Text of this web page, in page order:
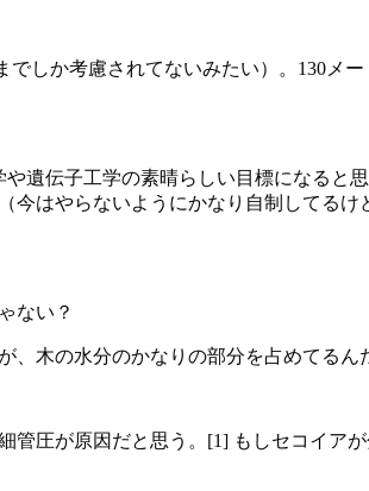
しか考慮されてないみたい）。130メ
遺伝子工学の素晴らしい目標になると
はやらないようにかなり自制してる
ない？
、木の水分のかなりの部分を占めてるん
圧が原因だと思う。[1] もしセコイア